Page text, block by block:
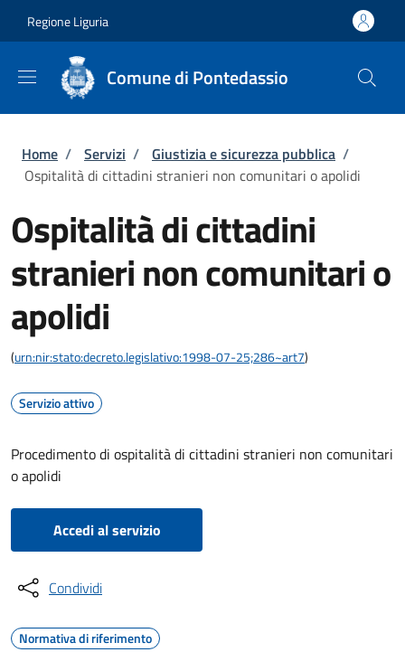
Regione Liguria
Comune di Pontedassio
Briciole di pane
Home / Servizi / Giustizia e sicurezza pubblica /
Ospitalità di cittadini stranieri non comunitari o apolidi
Ospitalità di cittadini
stranieri non comunitari o
apolidi
(urn:nir:stato:decreto.legislativo:1998-07-25;286~art7)
Servizio attivo
Procedimento di ospitalità di cittadini stranieri non comunitari
o apolidi
Accedi al servizio
Condividi
Normativa di riferimento